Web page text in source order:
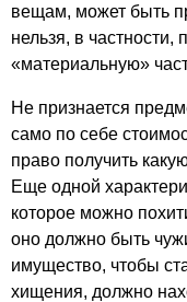
вещам, может быть
нельзя, в частности,
«материальную»
Не признается
само по себе
право получить
Еще одной
которое можно
оно должно быть
имущество, чтобы
хищения, должно